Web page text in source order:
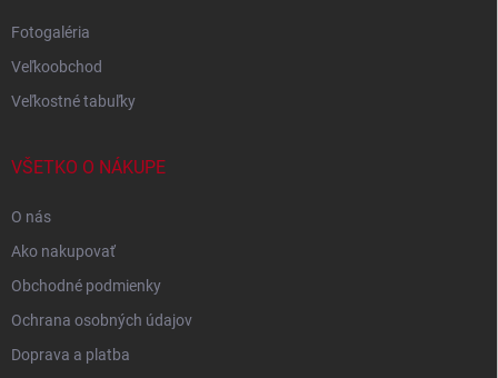
Fotogaléria
Veľkoobchod
Veľkostné tabuľky
VŠETKO O NÁKUPE
O nás
Ako nakupovať
Obchodné podmienky
Ochrana osobných údajov
Doprava a platba